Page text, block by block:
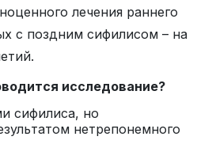
лечения раннего
с поздним сифилисом – на
исследование?
сифилиса, но
нетрепонемного